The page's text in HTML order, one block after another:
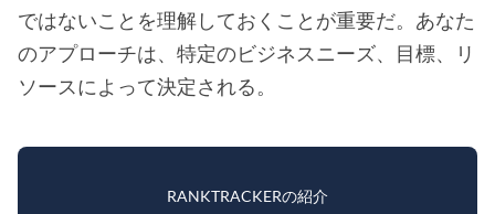
ではないことを理解しておくことが重要だ。あなた
のアプローチは、特定のビジネスニーズ、目標、リ
ソースによって決定される。
RANKTRACKERの紹介